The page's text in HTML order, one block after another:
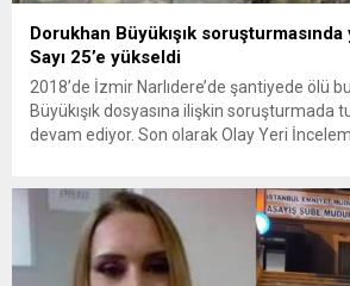
Dorukhan Büyükışık
Sayı 25’e yükseldi
2018’de İzmir Narlıdere’de şantiyede ölü
Büyükışık dosyasına ilişkin
devam ediyor. Son olarak Olay Yeri
bulunan Dorukhan Büyükışık’a ilişkin
soruşturmada tutuklamalar genişliyor.